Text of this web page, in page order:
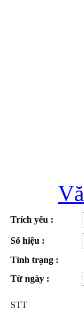
Trích yếu :
Số hiệu :
Tình trạng :
Từ ngày :
STT